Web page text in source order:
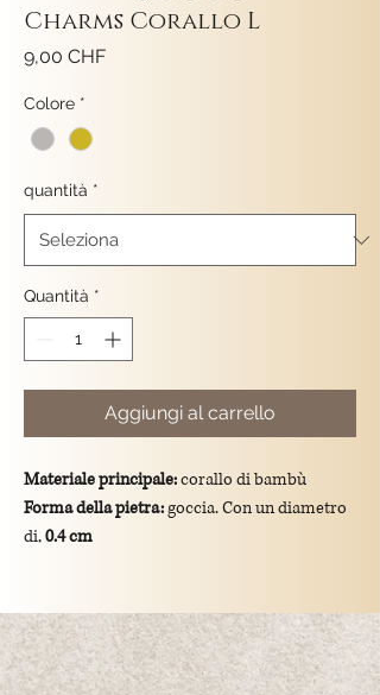
Charms Corallo L
9,00 CHFPrezzo
Colore *
quantità *
Quantità *
Aggiungi al carrello
Materiale principale:corallo di bambù
Forma della pietra:goccia. Con un diametro
di,0.4 cm
4 cm
Montatura: gancio in argento 925/placcato
oro.